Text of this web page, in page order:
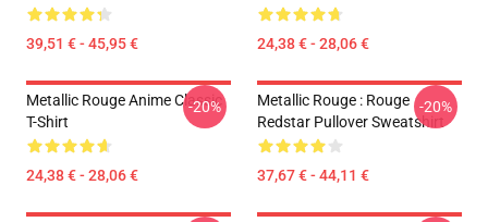
39,51 € - 45,95 € 24,38 € - 28,06 €
Metallic Rouge Anime Classic
T-Shirt
24,38 € - 28,06 €
-20%
Metallic Rouge : Rouge
Redstar Pullover Sweatshirt
37,67 € - 44,11 €
-20%